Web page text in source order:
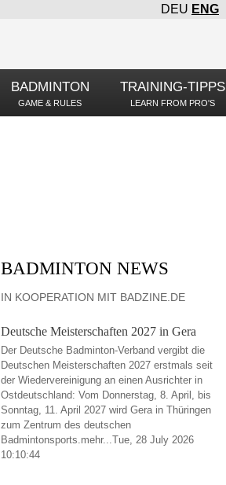
DEU ENG
BADMINTON
GAME & RULES
TRAINING-TIPPS
LEARN FROM PRO'S
BADMINTON NEWS
IN KOOPERATION MIT BADZINE.DE
Deutsche Meisterschaften 2027 in Gera
Der Deutsche Badminton-Verband vergibt die
Deutschen Meisterschaften 2027 erstmals seit
der Wiedervereinigung an einen Ausrichter in
Ostdeutschland: Vom Donnerstag, 8. April, bis
Sonntag, 11. April 2027 wird Gera in Thüringen
zum Zentrum des deutschen
Badmintonsports.mehr...Tue, 28 July 2026
10:10:44